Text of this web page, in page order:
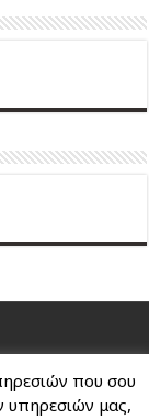
Reservedπου σου
υπηρεσιών μας,